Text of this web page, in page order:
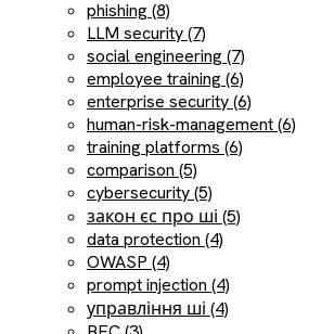
phishing (8)
LLM security (7)
social engineering (7)
employee training (6)
enterprise security (6)
human-risk-management (6)
training platforms (6)
comparison (5)
cybersecurity (5)
закон єс про ші (5)
data protection (4)
OWASP (4)
prompt injection (4)
управління ші (4)